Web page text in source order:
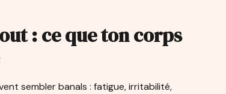
: ce que ton corps
sembler banals : fatigue, irritabilité,